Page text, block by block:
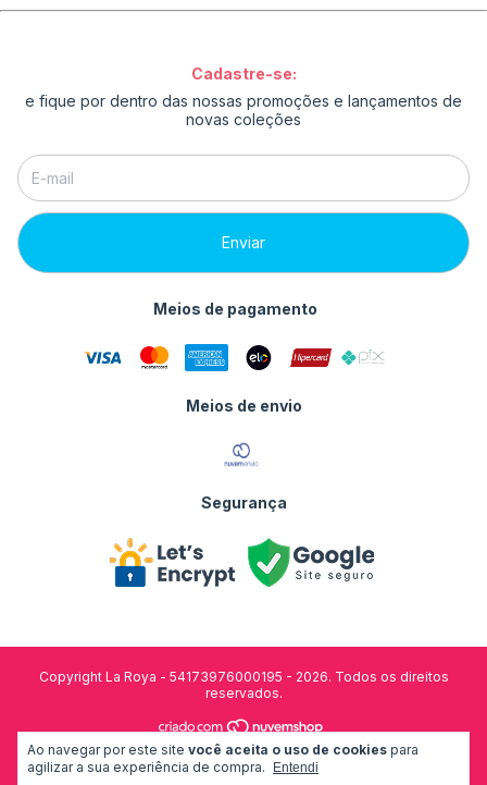
Ao navegar por este site você aceita o uso de cookies para
agilizar a sua experiência de compra.
Entendi
Cadastre-se:
e fique por dentro das nossas promoções e lançamentos de
novas coleções
Meios de pagamento
Meios de envio
Segurança
Copyright La Roya - 54173976000195 - 2026. Todos os direitos
reservados.
desenvolvido por: